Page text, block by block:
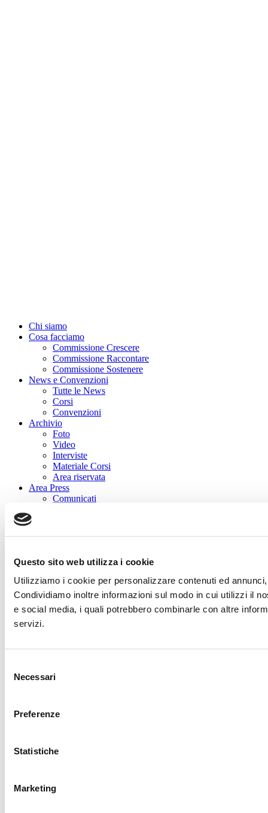
Questo sito web utilizza i cookie
Utilizziamo i cookie per personalizzare contenuti ed
Condividiamo inoltre informazioni sul modo in cui utilizzi il
e social media, i quali potrebbero combinarle con altre
servizi.
delNecessari
Preferenze
Statistiche
Marketing
Chi siamo
Cosa facciamo
Commissione Crescere
Commissione Raccontare
Commissione Sostenere
News e Convenzioni
Tutte le News
Corsi
Convenzioni
Archivio
Foto
Video
Interviste
Materiale Corsi
Area riservata
Area Press
Comunicati
Contatti